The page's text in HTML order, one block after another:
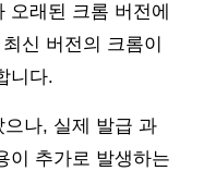
래된 크롬 버전에
신 버전의 크롬이
니다.
나, 실제 발급 과
이 추가로 발생하는